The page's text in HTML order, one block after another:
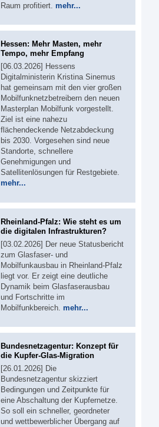
Raum profitiert. mehr...
Hessen: Mehr Masten, mehr
Tempo, mehr Empfang
[06.03.2026] Hessens
Digitalministerin Kristina Sinemus
hat gemeinsam mit den vier großen
Mobilfunknetzbetreibern den neuen
Masterplan Mobilfunk vorgestellt.
Ziel ist eine nahezu
flächendeckende Netzabdeckung
bis 2030. Vorgesehen sind neue
Standorte, schnellere
Genehmigungen und
Satellitenlösungen für Restgebiete.
mehr...
Rheinland-Pfalz: Wie steht es um
die digitalen Infrastrukturen?
[03.02.2026] Der neue Statusbericht
zum Glasfaser- und
Mobilfunkausbau in Rheinland-Pfalz
liegt vor. Er zeigt eine deutliche
Dynamik beim Glasfaserausbau
und Fortschritte im
Mobilfunkbereich. mehr...
Bundesnetzagentur: Konzept für
die Kupfer-Glas-Migration
[26.01.2026] Die
Bundesnetzagentur skizziert
Bedingungen und Zeitpunkte für
eine Abschaltung der Kupfernetze.
So soll ein schneller, geordneter
und wettbewerblicher Übergang auf